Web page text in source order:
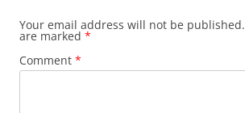
Your email address will not be published.
are marked *
Comment *